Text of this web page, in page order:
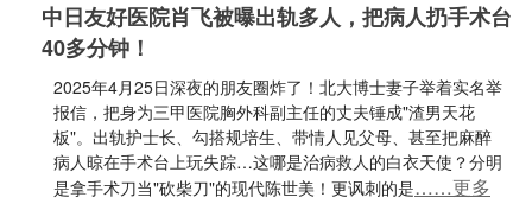
中日友好医院肖飞被曝出轨多人，把病人扔手术台
40多分钟！
2025年4月25日深夜的朋友圈炸了！北大博士妻子举着实名举
报信，把身为三甲医院胸外科副主任的丈夫锤成"渣男天花
板"。出轨护士长、勾搭规培生、带情人见父母、甚至把麻醉
病人晾在手术台上玩失踪…这哪是治病救人的白衣天使？分明
是拿手术刀当"砍柴刀"的现代陈世美！更讽刺的是……更多